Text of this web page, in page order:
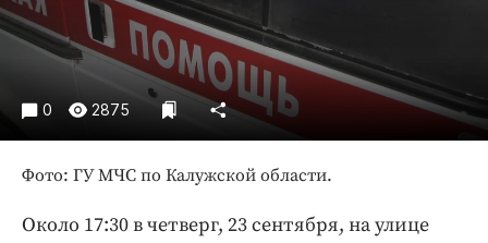
ПРОЕКТЫ
Блоги
Издания
Медиаперсона
Интересное чтиво
Бренд года
0 2875
Фото: ГУ МЧС по Калужской области.
Около 17:30 в четверг, 23 сентября, на улице